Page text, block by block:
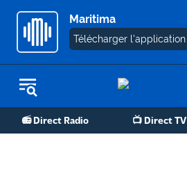
Maritima
Télécharger l'application
📻 Direct Radio 📺 Direct TV
REPLAY TV